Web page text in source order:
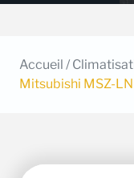
Accueil /
Mitsubishi MSZ-